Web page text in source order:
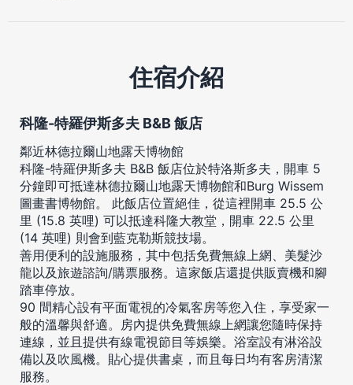
住宿介紹
科隆-特羅伊斯多夫 B&B 飯店
鄰近林德拉爾山地露天博物館
科隆-特羅伊斯多夫 B&B 飯店位於特洛斯多夫，開車 5
分鐘即可抵達林德拉爾山地露天博物館和Burg Wissem
圖畫書博物館。 此飯店位置絕佳，從這裡開車 25.5 公
里 (15.8 英哩) 可以抵達科隆大教堂，開車 22.5 公里
(14 英哩) 則會到藍克勒斯競技場。
善用便利的設施服務，其中包括免費無線上網、美髮沙
龍以及旅遊諮詢/購票服務。這家飯店還提供販賣機和腳
踏車停放。
90 間精心設有平面電視的冷氣客房等您入住，享受家一
般的溫馨與舒適。房內提供免費無線上網讓您隨時保持
連線，並且提供有線電視節目等娛樂。浴室設有淋浴設
備以及吹風機。貼心提供書桌，而且每日均有客房清潔
服務。